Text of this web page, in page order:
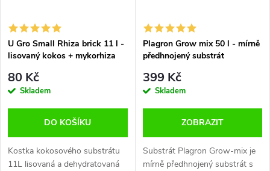
U Gro Small Rhiza brick 11 l -
lisovaný kokos + mykorhiza
80 Kč
Skladem
DO KOŠÍKU
Kostka kokosového substrátu
11L lisovaná a dehydratovaná
Plagron Grow mix 50 l - mírně
předhnojený substrát
399 Kč
Skladem
ZOBRAZIT
Substrát Plagron Grow-mix je
mírně předhnojený substrát s